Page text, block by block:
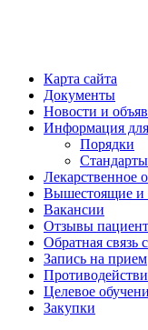
Карта сайта
Документы
Новости и
Информация
Порядки
Стандарты
Лекарственное
Вышестоящие и
Вакансии
Отзывы
Обратная связь
Запись на прием
Целевое
Закупки